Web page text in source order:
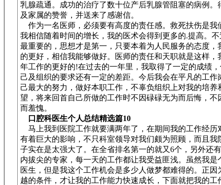
乳腺疏通。成功的治疗了数十位产后乳腺管阻塞的病例。
及家属的赞誉，并送来了感谢信。
作为一名医师，必须要有高度的责任感。救死扶伤是我
我相信随着时间的增长，我的医术会得到更多的.提高。
最重要的，思想才是第一，只要本着为人民服务的态度，
的更好，相信我能够做好。医师的责任和天职就是这样，
年工作的更好的!在过去的一年里，我取得了一定的成绩
己及组织的要求还有一定的差距。今后我会在平凡的工作
己最大的努力，做好本职工作，不辜负组织上对我的培养
望，将来回首自己所做的工作时不因碌碌无为而后悔，不
而羞愧。
口腔科医生个人总结精选篇10
马上我到医院工作就要满两年了，在期间我的工作经历
有着巨大的影响，不只科室领导对我们颇为照顾，而且我
子实在是太强大了。在全省排名第一的就又6个，另外还
内拔尖的专家，每一天的工作都让我受益匪浅。虽然我是
医生，但是我这个工作机会是多少人做梦都难得的。正因
越的条件，才让我的工作能力快速成长，下面就把我的工